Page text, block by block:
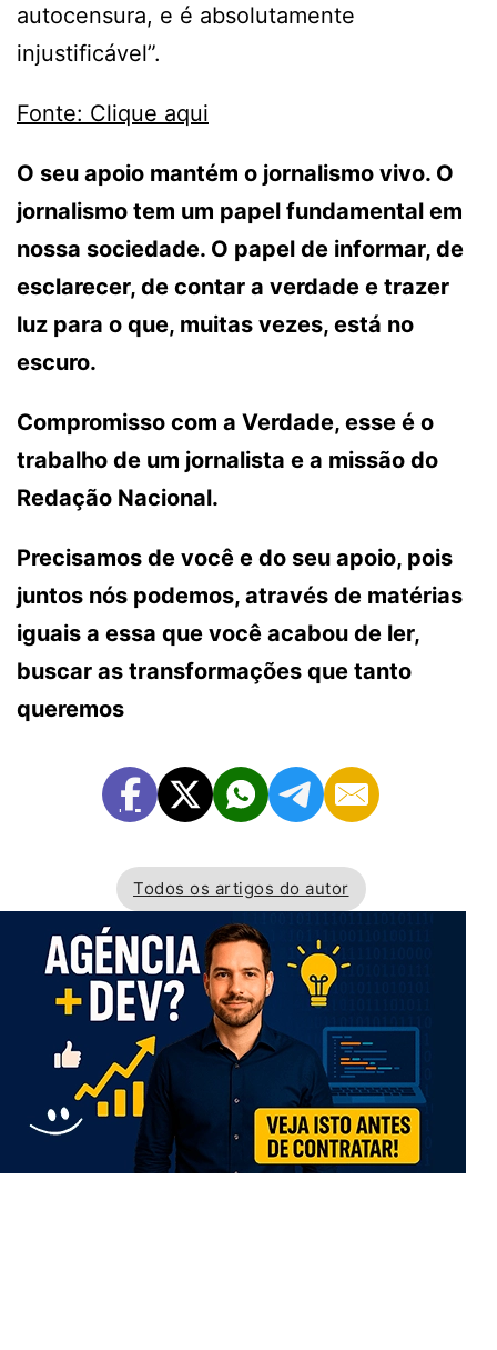
autocensura, e é absolutamente
injustificável”.
Fonte: Clique aqui
O seu apoio mantém o jornalismo vivo. O
jornalismo tem um papel fundamental em
nossa sociedade. O papel de informar, de
esclarecer, de contar a verdade e trazer
luz para o que, muitas vezes, está no
escuro.
Compromisso com a Verdade, esse é o
trabalho de um jornalista e a missão do
Redação Nacional.
Precisamos de você e do seu apoio, pois
juntos nós podemos, através de matérias
iguais a essa que você acabou de ler,
buscar as transformações que tanto
queremos
Todos os artigos do autor